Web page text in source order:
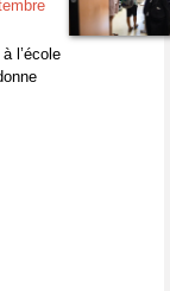
l’école